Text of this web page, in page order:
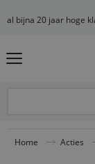
al bijna 20 jaar hoge
Home Acties